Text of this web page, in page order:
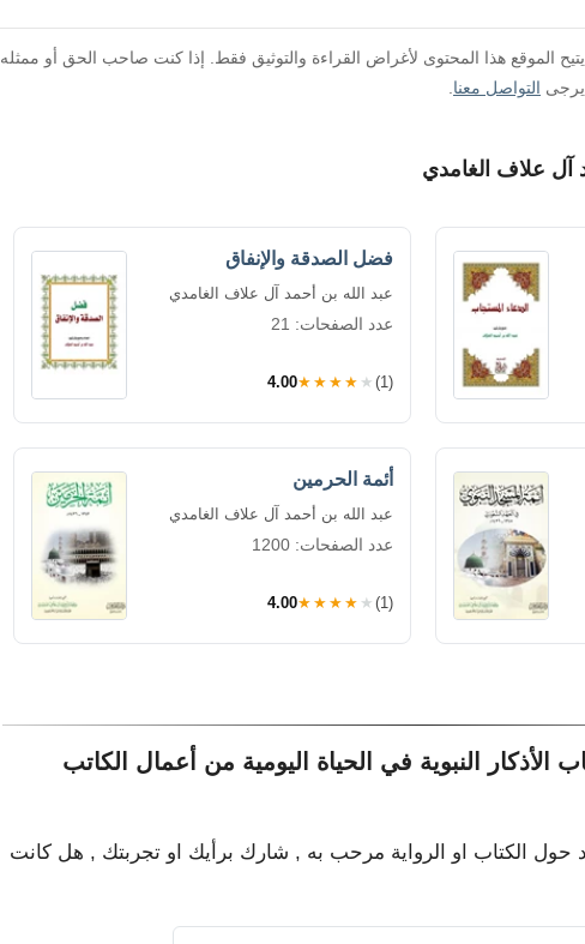
الموقع هذا المحتوى لأغراض القراءة والتوثيق فقط. إذا كنت صاحب الحق أو ممثله
يرجى التواصل معنا
آل علاف الغامدي
فضل الصدقة والإنفاق
عبد الله بن أحمد آل علاف الغامدي
عدد الصفحات: 21
4.00★★★★★ (1)
أئمة الحرمين
عبد الله بن أحمد آل علاف الغامدي
عدد الصفحات: 1200
4.00★★★★★ (1)
النبوية في الحياة اليومية من أعمال الكاتب
حول الكتاب او الرواية مرحب به , شارك برأيك او تجربتك , هل كانت